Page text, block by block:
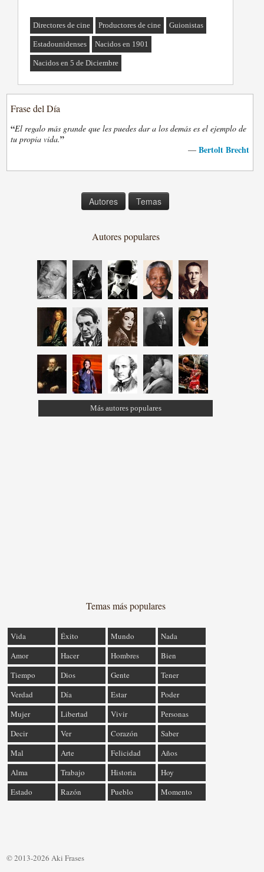
Directores de cine Productores de cine Guionistas
Estadounidenses Nacidos en 1901
Nacidos en 5 de Diciembre
Frase del Día
“El regalo más grande que les puedes dar a los demás es el ejemplo de
tu propia vida.”
— Bertolt Brecht
Autores Temas
Autores populares
Más autores populares
Temas más populares
Vida Éxito Mundo
Nada
Amor
Hacer Hombres
Bien
Tiempo
Dios Gente
Tener
Verdad
Día Estar
Poder
Mujer
Libertad Vivir
Personas
Decir
Ver Corazón
Saber
Mal
Arte Felicidad
Años
Alma
Trabajo Historia
Hoy
Estado
Razón Pueblo Momento
© 2013-2026 Aki Frases